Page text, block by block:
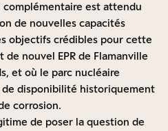
est attendu
de nouvelles capacités
objectifs crédibles pour cette
nouvel EPR de Flamanville
et où le parc nucléaire
disponibilité historiquement
corrosion.
de poser la question de